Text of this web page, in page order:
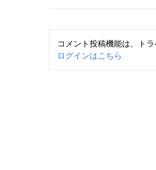
コメント投稿機能は、ト
ログインはこちら